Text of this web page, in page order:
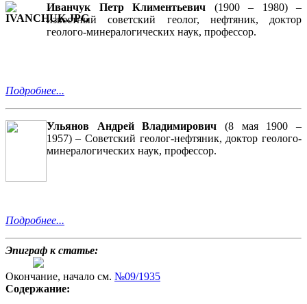
Иванчук Петр Климентьевич (1900 – 1980) –
известный советский геолог, нефтяник, доктор
геолого-минералогических наук, профессор.
Подробнее...
Ульянов Андрей Владимирович (8 мая 1900 –
1957) – Советский геолог-нефтяник, доктор геолого-
минералогических наук, профессор.
Подробнее...
Эпиграф к статье:
Окончание, начало см. №09/1935
Содержание: